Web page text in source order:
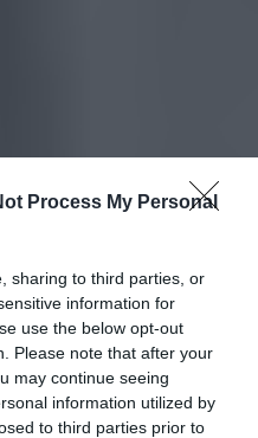
Process My Personal
sharing to third parties, or
information for
use the below opt-out
Please note that after your
may continue seeing
information utilized by
to third parties prior to